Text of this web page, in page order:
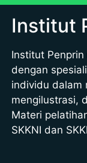
Institut
Institut
dengan
individu dalam
mengilustrasi,
Materi
SKKNI dan